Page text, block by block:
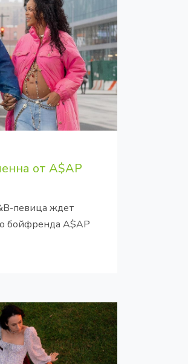
от A$AP
певица ждет
бойфренда A$AP